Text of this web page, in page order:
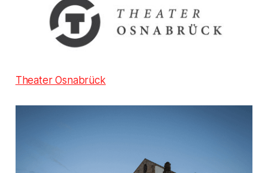
Theater Osnabrück